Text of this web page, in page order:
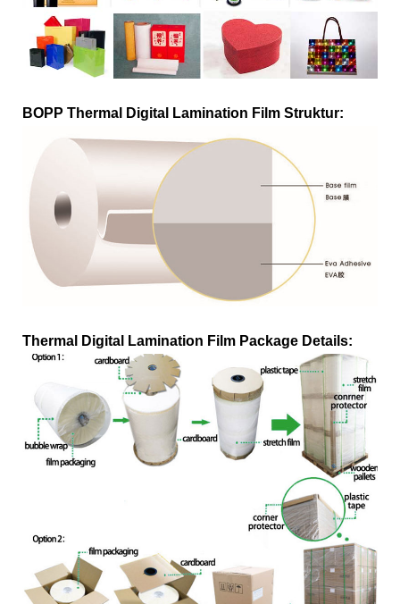
BOPP Thermal Digital Lamination Film Struktur:
Thermal Digital Lamination Film Package Details: